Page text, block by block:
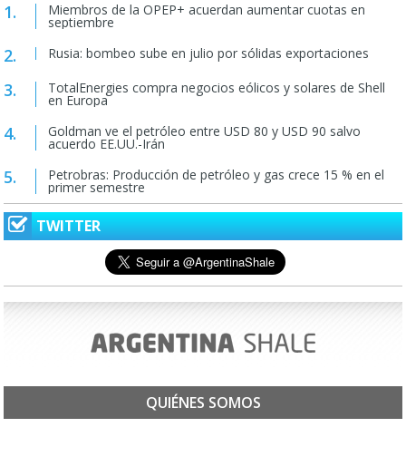
Miembros de la OPEP+ acuerdan aumentar cuotas en
septiembre
Rusia: bombeo sube en julio por sólidas exportaciones
TotalEnergies compra negocios eólicos y solares de Shell
en Europa
Goldman ve el petróleo entre USD 80 y USD 90 salvo
acuerdo EE.UU.-Irán
Petrobras: Producción de petróleo y gas crece 15 % en el
primer semestre
TWITTER
QUIÉNES SOMOS